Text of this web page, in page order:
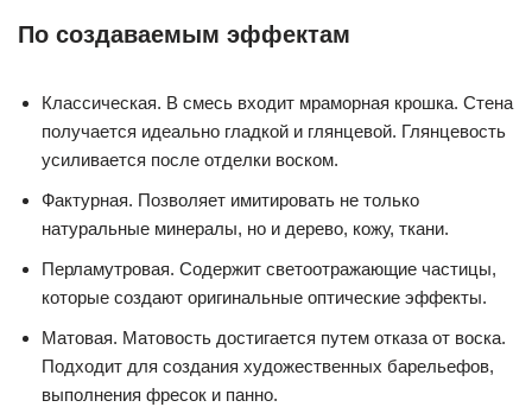
По создаваемым эффектам
Классическая. В смесь входит мраморная крошка. Стена
получается идеально гладкой и глянцевой. Глянцевость
усиливается после отделки воском.
Фактурная. Позволяет имитировать не только
натуральные минералы, но и дерево, кожу, ткани.
Перламутровая. Содержит светоотражающие частицы,
которые создают оригинальные оптические эффекты.
Матовая. Матовость достигается путем отказа от воска.
Подходит для создания художественных барельефов,
выполнения фресок и панно.